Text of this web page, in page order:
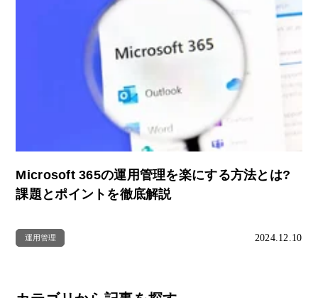
Microsoft 365の運用管理を楽にする方法とは?
課題とポイントを徹底解説
運用管理 2024.12.10